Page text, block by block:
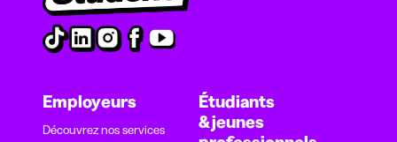
Employeurs
Découvrez nos services
Étudiants
& jeunes